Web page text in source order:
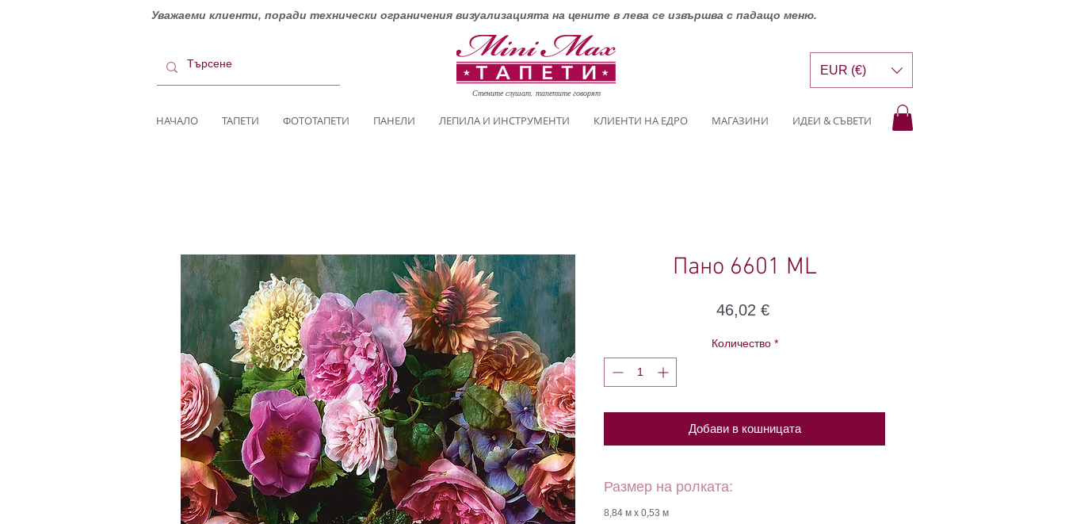
Уважаеми клиенти, поради технически ограничения визуализацията на цените в лева се извършва с падащо меню.
Стените слушат, тапетите говорят
НАЧАЛО ТАПЕТИ ФОТОТАПЕТИ ПАНЕЛИ ЛЕПИЛА И ИНСТРУМЕНТИ КЛИЕНТИ НА ЕДРО МАГАЗИНИ ИДЕИ & СЪВЕТИ
EUR (€)
Пано 6601 ML
46,02 €Цена
Количество *
Добави в кошницата
Размер на ролката:
8,84 м х 0,53 м